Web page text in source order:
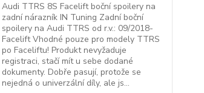
Audi TTRS 8S Facelift boční spoilery na
zadní nárazník IN Tuning Zadní boční
spoilery na Audi TTRS od r.v.: 09/2018-
Facelift Vhodné pouze pro modely TTRS
po Faceliftu! Produkt nevyžaduje
registraci, stačí mít u sebe dodané
dokumenty. Dobře pasují, protože se
nejedná o univerzální díly, ale js...